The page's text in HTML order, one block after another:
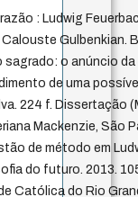
: Ludwig
Gulbenkian.
sagrado: o anúncio
de uma
224 f. Dissertação
Mackenzie, São
de método em
do futuro. 2013.
Católica do Rio